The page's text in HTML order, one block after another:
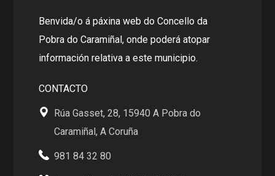
Benvida/o á páxina web do Concello da
Pobra do Caramiñal, onde poderá atopar
información relativa a este municipio.
CONTACTO
Rúa Gasset, 28, 15940 A Pobra do
Caramiñal, A Coruña
981 84 32 80